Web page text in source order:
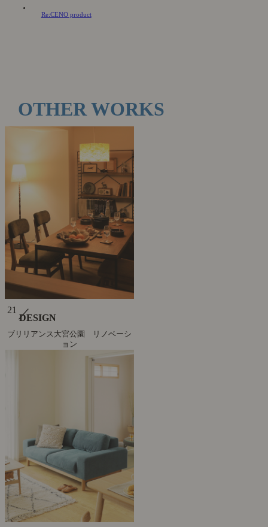
Re:CENO product
OTHER WORKS
21 ／
DESIGN
ブリリアンス大宮公園 リノベーシ
ョン